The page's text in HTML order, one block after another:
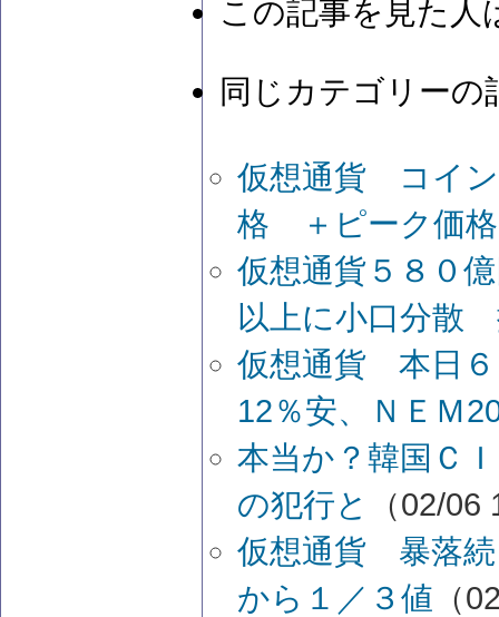
この記事を見た人
同じカテゴリーの
仮想通貨 コイン
格 ＋ピーク価
仮想通貨５８０
以上に小口分散
仮想通貨 本日
12％安、ＮＥＭ
本当か？韓国Ｃ
の犯行と
（02/
仮想通貨 暴落続
から１／３値 （